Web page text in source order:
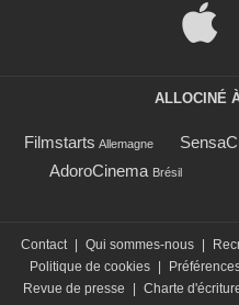
ALLOCINÉ
Filmstarts Allemagne
AdoroCinema Brésil
Contact | Qui sommes-nous |
Politique de cookies |
Revue de presse
| Charte